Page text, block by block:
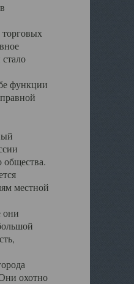
торговых
функции
общества.
местной
они
охотно